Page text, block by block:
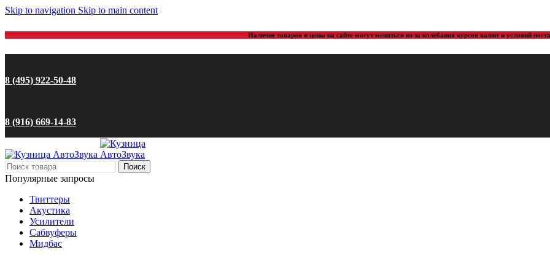
Skip to navigation Skip to main content
Наличие товаров и цены на сайте могут меняться из-за колебания курсов валют и условий
8 (495) 922-50-48
8 (916) 669-14-83
Поиск
Популярные запросы
Твиттеры
Акустика
Усилители
Сабвуферы
Мидбас